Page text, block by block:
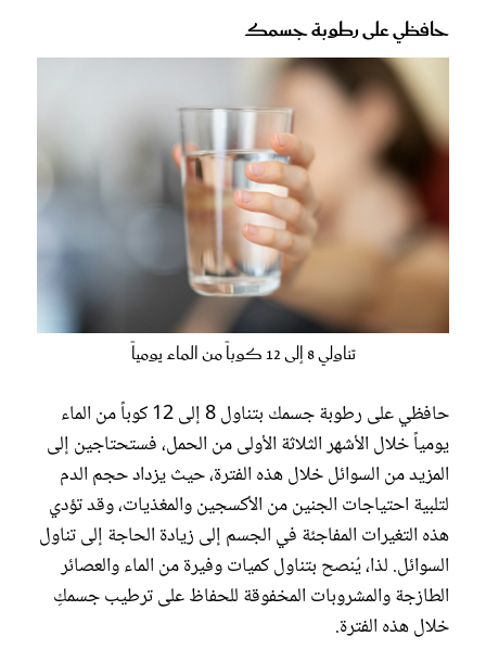
حافظي على رطوبة جسمك
تناولي 8 إلى 12 كوباً من الماء يومياً
حافظي على رطوبة جسمك بتناول 8 إلى 12 كوباً من الماء
يومياً خلال الأشهر الثلاثة الأولى من الحمل، فستحتاجين إلى
المزيد من السوائل خلال هذه الفترة، حيث يزداد حجم الدم
لتلبية احتياجات الجنين من الأكسجين والمغذيات، وقد تؤدي
هذه التغيرات المفاجئة في الجسم إلى زيادة الحاجة إلى تناول
السوائل. لذا، يُنصح بتناول كميات وفيرة من الماء والعصائر
الطازجة والمشروبات المخفوقة للحفاظ على ترطيب جسمكِ
خلال هذه الفترة.